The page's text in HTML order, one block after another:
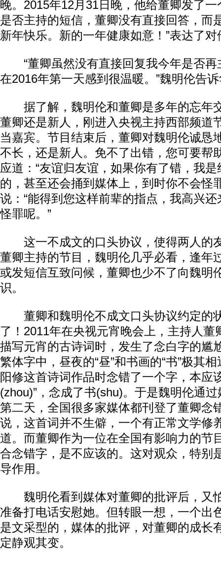
晚。2015年12月31日晚，他给董卿发了
是否主持的短信，董卿没有直接回答，而
新年快乐。新的一年健康如意！”表达了
“董卿虽然没有直接回复我今年是否再
在2016年第一天感到很温暖。”魏明伦告
据了解，魏明伦和董卿是多年的忘年
董卿还是新人，刚进入央视主持西部频道
当嘉宾。节目结束后，董卿对魏明伦诚恳
不长，还是新人。免不了出错，您可要帮
应道：“友谊归友谊，如果你有了错，我
的，甚至还会捅到媒体上，到时你不会怪
说：“能得到您这样前辈的指点，我高兴
怪罪呢。”
这一不成文的口头协议，使得两人的
董卿主持的节目，魏明伦几乎必看，逢年
或发短信互致问候，董卿也少不了向魏明
识。
董卿和魏明伦不成文口头协议约定的
了！2011年在央视元宵晚会上，主持人董
描写元宵的古诗词时，发生了念白字的尴
繁体字中，昼夜的“昼”和书画的“书”极其
阳修这首诗词作品时念错了一个字，本应
(zhou)”，念成了书(shu)。于是魏明伦通
第二天，全国很多家媒体都刊登了董卿念
说，这首词并不生僻，一个有正常文学修
道。而董卿作为一位在全国有影响力的节
合念错字，是不应该的。这对观众，特别
导作用。
魏明伦看到媒体对董卿的批评后，又
准备打电话安慰她。但转眼一想，一个出
是文采型的，媒体的批评，对董卿的成长
定静观其变。